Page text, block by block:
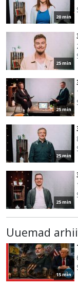
20 min
25 min
25 min
25 min
25 min
Uuemad
15 min